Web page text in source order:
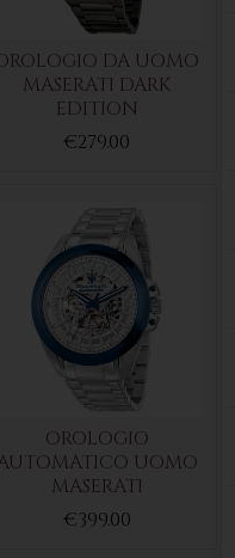
DA UOMO
MASERATI DARK
EDITION
€279.00
OROLOGIO
UOMO
MASERATI
€399.00